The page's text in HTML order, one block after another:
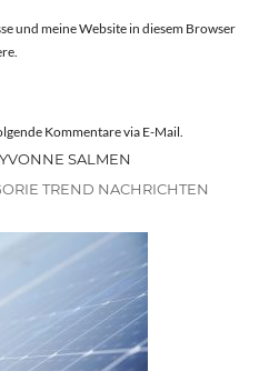
und meine Website in diesem Browser
Kommentare via E-Mail.
SALMEN
TREND NACHRICHTEN